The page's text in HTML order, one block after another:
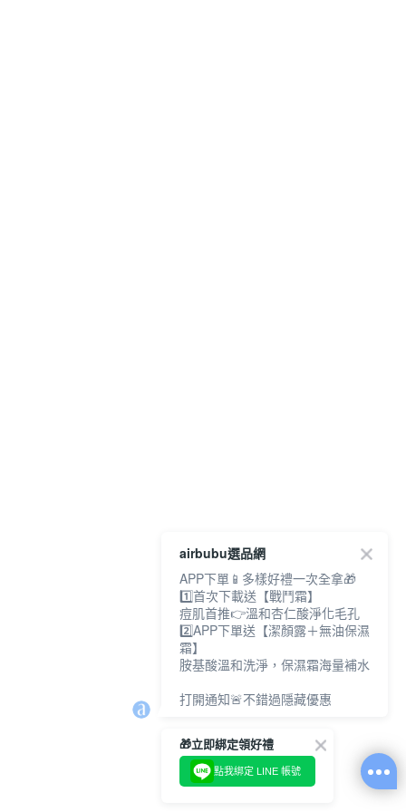
airbubu選品網
APP下單📱多樣好禮一次全拿🎁
1️⃣首次下載送【戰鬥霜】
痘肌首推👉溫和杏仁酸淨化毛孔
2️⃣APP下單送【潔顏露＋無油保濕
霜】
胺基酸溫和洗淨，保濕霜海量補水
打開通知🚨不錯過隱藏優惠
🎁立即綁定領好禮
點我綁定 LINE 帳號